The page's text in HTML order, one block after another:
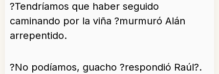
?Tendríamos que haber seguido
caminando por la viña ?murmuró Alán
arrepentido.
?No podíamos, guacho ?respondió Raúl?.